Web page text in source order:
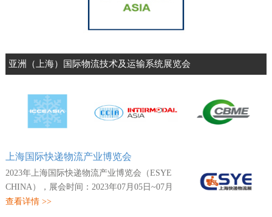
中国（深圳）国际物流与供应链博览会
中国（广州）国际包装工业展览会
亚洲（上海）国际物流技术及运输系统展览会
上海国际快递物流产业博览会
2023年上海国际快递物流产业博览会（ESYE
CHINA），展会时间：2023年07月05日~07月
07日，展会地点：中国-上海-浦东新区龙阳路
查看详情 >>